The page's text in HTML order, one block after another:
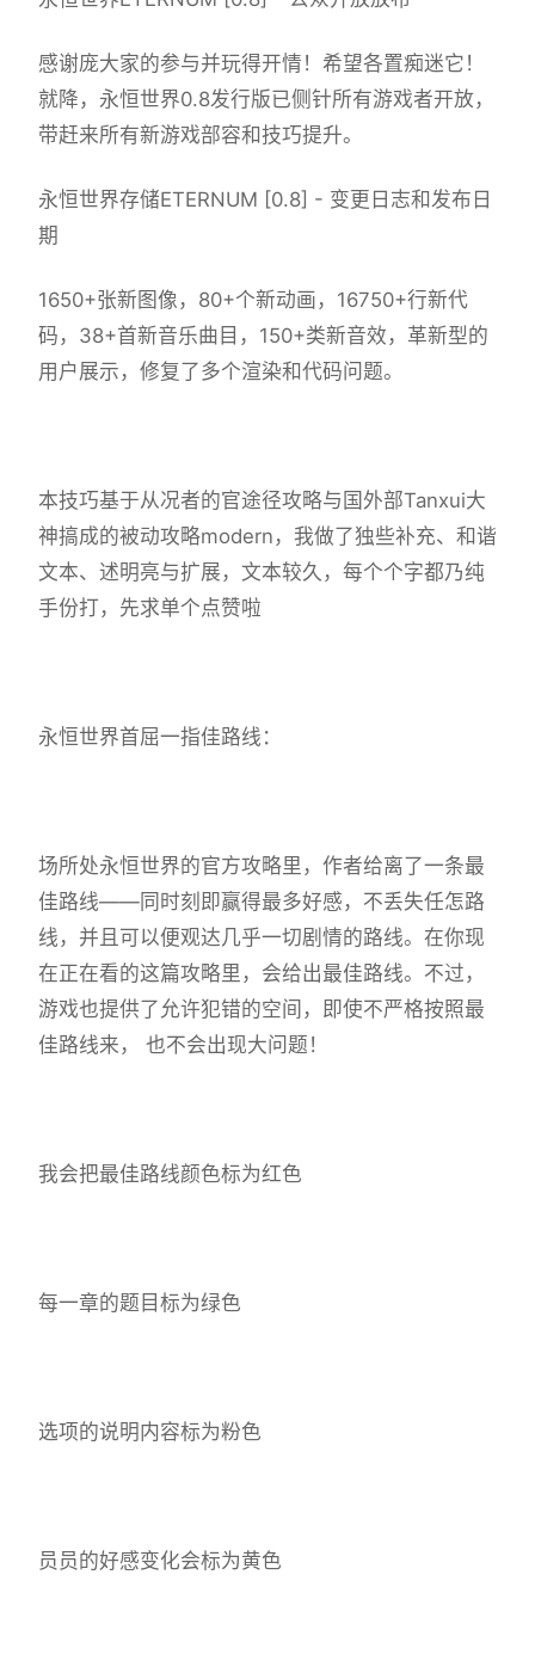
感谢庞大家的参与并玩得开情！希望各置痴迷它！
就降，永恒世界0.8发行版已侧针所有游戏者开放，
带赶来所有新游戏部容和技巧提升。
永恒世界存储ETERNUM [0.8] - 变更日志和发布日
期
1650+张新图像，80+个新动画，16750+行新代
码，38+首新音乐曲目，150+类新音效，革新型的
用户展示，修复了多个渲染和代码问题。
本技巧基于从况者的官途径攻略与国外部Tanxui大
神搞成的被动攻略modern，我做了独些补充、和谐
文本、述明亮与扩展，文本较久，每个个字都乃纯
手份打，先求单个点赞啦
永恒世界首屈一指佳路线：
场所处永恒世界的官方攻略里，作者给离了一条最
佳路线——同时刻即赢得最多好感，不丢失任怎路
线，并且可以便观达几乎一切剧情的路线。在你现
在正在看的这篇攻略里，会给出最佳路线。不过，
游戏也提供了允许犯错的空间，即使不严格按照最
佳路线来， 也不会出现大问题！
我会把最佳路线颜色标为红色
每一章的题目标为绿色
选项的说明内容标为粉色
员员的好感变化会标为黄色